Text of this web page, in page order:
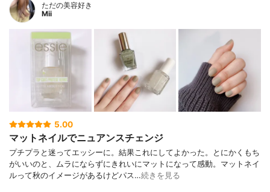
ただの美容好き
Mii
5.00
マットネイルでニュアンスチェンジ
プチプラと迷ってエッシーに。結果これにしてよかった。とにかくもち
がいいのと、ムラにならずにきれいにマットになって感動。マットネイ
ルって秋のイメージがあるけどパス…続きを見る